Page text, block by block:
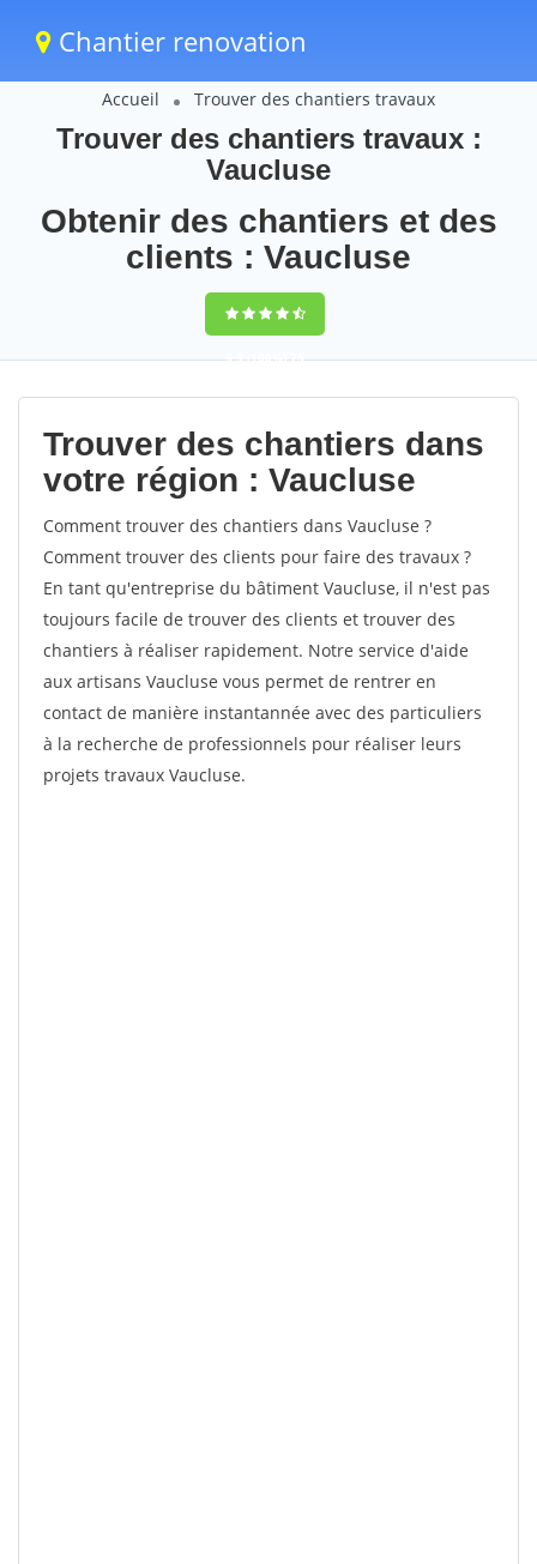
Chantier renovation
Accueil Trouver des chantiers travaux
Trouver des chantiers travaux :
Vaucluse
Obtenir des chantiers et des
clients : Vaucluse
9,5(100%)75
votes
Trouver des chantiers dans
votre région : Vaucluse
Comment trouver des chantiers dans Vaucluse ?
Comment trouver des clients pour faire des travaux ?
En tant qu'entreprise du bâtiment Vaucluse, il n'est pas
toujours facile de trouver des clients et trouver des
chantiers à réaliser rapidement. Notre service d'aide
aux artisans Vaucluse vous permet de rentrer en
contact de manière instantannée avec des particuliers
à la recherche de professionnels pour réaliser leurs
projets travaux Vaucluse.